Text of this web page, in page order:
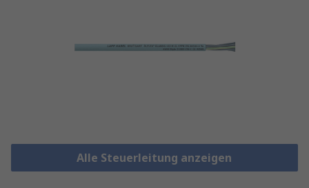
Alle Steuerleitung anzeigen